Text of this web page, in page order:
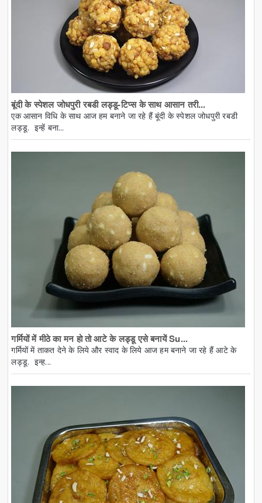
बूंदी के स्पेशल जोधपुरी रबडी लड्डू-टिप्स के साथ आसान तरी...
एक आसान विधि के साथ आज हम बनाने जा रहे हैं बूंदी के स्पेशल जोधपुरी रबडी
लड्डू. इन्हें बना...
गर्मियों में मीठे का मन हो तो आटे के लड्डू एसे बनायें Su...
गर्मियों में ताकत देने के लिये और स्वाद के लिये आज हम बनाने जा रहे हैं आटे के
लड्डू. इन्ह...